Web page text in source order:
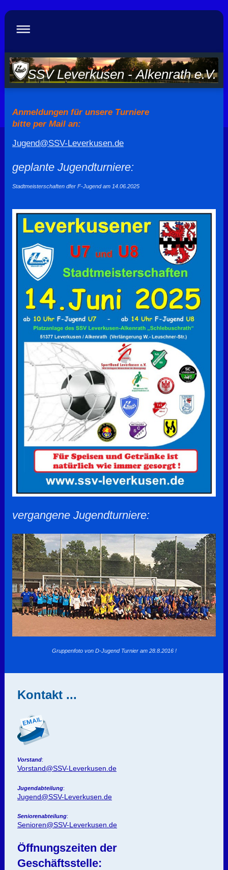
SSV Leverkusen - Alkenrath e.V.
Anmeldungen für unsere Turniere
bitte per Mail an:
Jugend@SSV-Leverkusen.de
geplante Jugendturniere:
Stadtmeisterschaften dfer F-Jugend am 14.06.2025
vergangene Jugendturniere:
Gruppenfoto von D-Jugend Turnier am 28.8.2016 !
Kontakt ...
Vorstand:
Vorstand@SSV-Leverkusen.de
Jugendabteilung:
Jugend@SSV-Leverkusen.de
Seniorenabteilung:
Senioren@SSV-Leverkusen.de
Öffnungszeiten der
Geschäftsstelle: